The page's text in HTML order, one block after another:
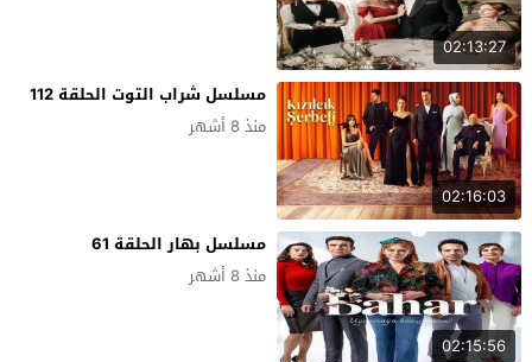
02:13:27
02:16:03
مسلسل شراب التوت الحلقة 112
منذ 8 أشهر
02:15:56
مسلسل بهار الحلقة 61
منذ 8 أشهر